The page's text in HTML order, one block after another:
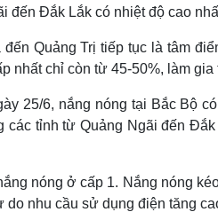
đến Đắk Lắk có nhiệt độ cao
Quảng Trị tiếp tục là tâm
nhất chỉ còn từ 45-50%, làm
25/6, nắng nóng tại Bắc Bộ
tỉnh từ Quảng Ngãi đến
nóng ở cấp 1. Nắng nóng
nhu cầu sử dụng điện tăng